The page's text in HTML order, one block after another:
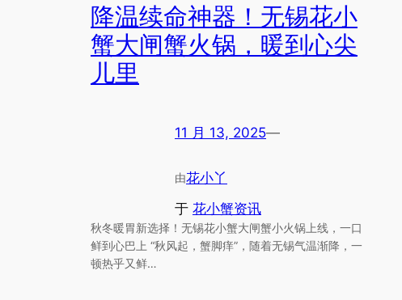
降温续命神器！无锡花小
蟹大闸蟹火锅，暖到心尖
儿里
11 月 13, 2025—
由花小丫
于 花小蟹资讯
秋冬暖胃新选择！无锡花小蟹大闸蟹小火锅上线，一口
鲜到心巴上 “秋风起，蟹脚痒”，随着无锡气温渐降，一
顿热乎又鲜…